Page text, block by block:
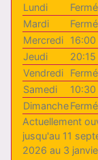
Lundi
Fermé
Mardi
Fermé
Mercredi
Jeudi
Vendredi
Fermé
Samedi
DimancheFermé
Actuellement
jusqu'au 11
2026 au 3